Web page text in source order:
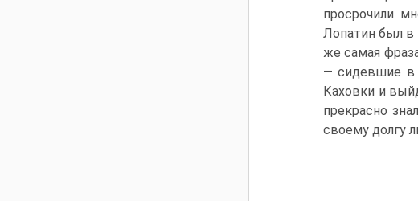
просрочили
Лопатин был в
же самая
— сидевшие в
Каховки и
прекрасно
своему долгу